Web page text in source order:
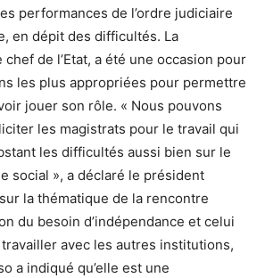
performances de l’ordre judiciaire
en dépit des difficultés. La
de l’Etat, a été une occasion pour
les plus appropriées pour permettre
jouer son rôle. « Nous pouvons
les magistrats pour le travail qui
les difficultés aussi bien sur le
social », a déclaré le président
la thématique de la rencontre
du besoin d’indépendance et celui
avec les autres institutions,
a indiqué qu’elle est une